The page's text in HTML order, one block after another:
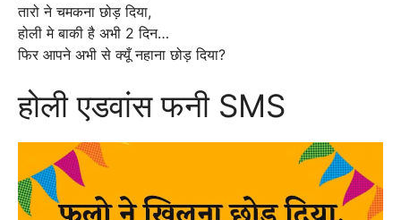
तारो ने चमकना छोड़ दिया,
होली मे बाकी है अभी 2 दिन…
फिर आपने अभी से क्यूँ नहाना छोड़ दिया?
होली एडवांस फनी SMS